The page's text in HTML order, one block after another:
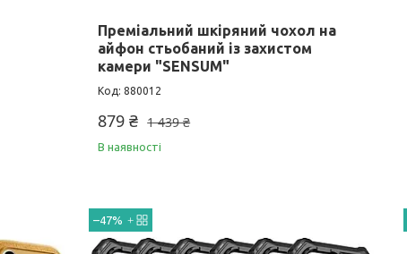
Преміальний шкіряний чохол на
айфон стьобаний із захистом
камери "SENSUM"
880012
1 439 ₴
879 ₴
В наявності
–47%